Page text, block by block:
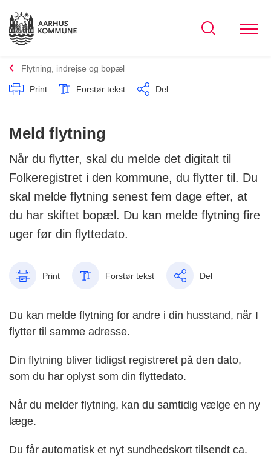
Flytning, indrejse og bopæl
Print Forstør tekst Del
Meld flytning
Når du flytter, skal du melde det digitalt til
Folkeregistret i den kommune, du flytter til. Du
skal melde flytning senest fem dage efter, at
du har skiftet bopæl. Du kan melde flytning fire
uger før din flyttedato.
Print Forstør tekst Del
Du kan melde flytning for andre i din husstand, når I
flytter til samme adresse.
Din flytning bliver tidligst registreret på den dato,
som du har oplyst som din flyttedato.
Når du melder flytning, kan du samtidig vælge en ny
læge.
Du får automatisk et nyt sundhedskort tilsendt ca.